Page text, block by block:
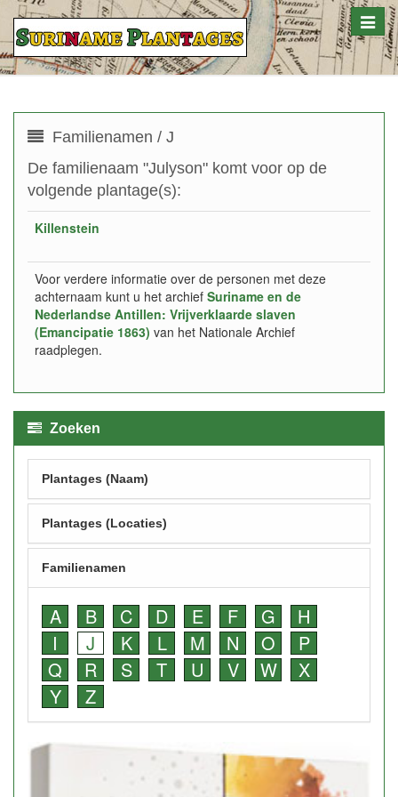
Toggle
Familienamen / J
De familienaam "Julyson" komt voor op de
volgende plantage(s):
Killenstein
Voor verdere informatie over de personen met deze
achternaam kunt u het archief Suriname en de
Nederlandse Antillen: Vrijverklaarde slaven
(Emancipatie 1863) van het Nationale Archief
raadplegen.
Zoeken
Plantages (Naam)
Plantages (Locaties)
Familienamen
A B C D E F G
H
I
J K L M N O
P
Q
R S T U V W
X
Y
Z